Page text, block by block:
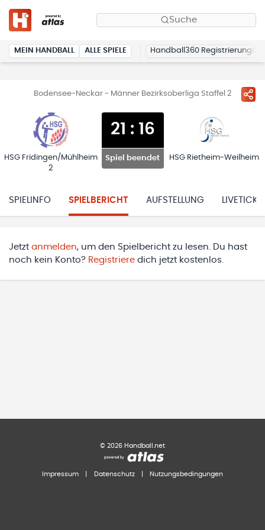
Suche
MEIN HANDBALL ALLE SPIELE Handball360 Registrierung
Bodensee-Neckar - Männer Bezirksoberliga Staffel 2
HSG Fridingen/Mühlheim
2
21 : 16
Spiel beendet HSG Rietheim-Weilheim
SPIELINFO SPIELBERICHT AUFSTELLUNG
Jetzt anmelden, um den Spielbericht zu lesen. Du hast
noch kein Konto? Registriere dich jetzt kostenlos.
© 2026 Handball.net
Impressum Datenschutz Nutzungsbedingungen